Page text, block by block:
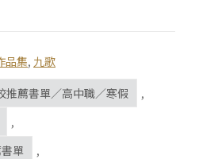
品集, 九歌
推薦書單／高中職／寒假
,
,
單
,